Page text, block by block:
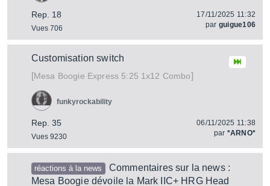
Rep. 18
Vues 706
17/11/2025 11:32
par guigue106
Customisation switch
[Mesa Boogie Express 5:25 1x12 Combo]
Rep. 35
Vues 9230
funkyrockability
06/11/2025 11:38
par *ARNO*
réactions à la news
Commentaires sur la news :
Mesa Boogie dévoile la Mark IIC+ HRG Head